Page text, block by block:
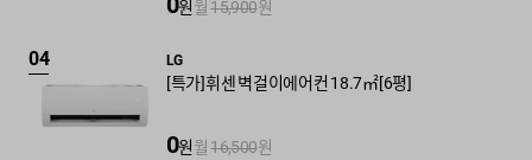
원월 15,900원
04 LG
[특가]휘센 벽걸이에어컨 18.7㎡[6평]
0원월 16,500원